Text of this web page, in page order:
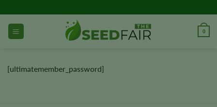
directement
contenu
0
[ultimatemember_password]